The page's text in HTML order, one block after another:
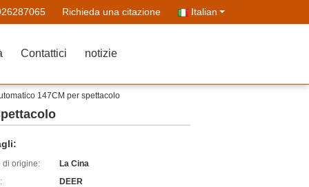
Richieda una citazione Italian
Contattici notizie
147CM per spettacolo
di origine:
La Cina
DEER